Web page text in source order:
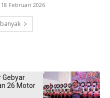
18 Februari 2026
Gebyar
26 Motor